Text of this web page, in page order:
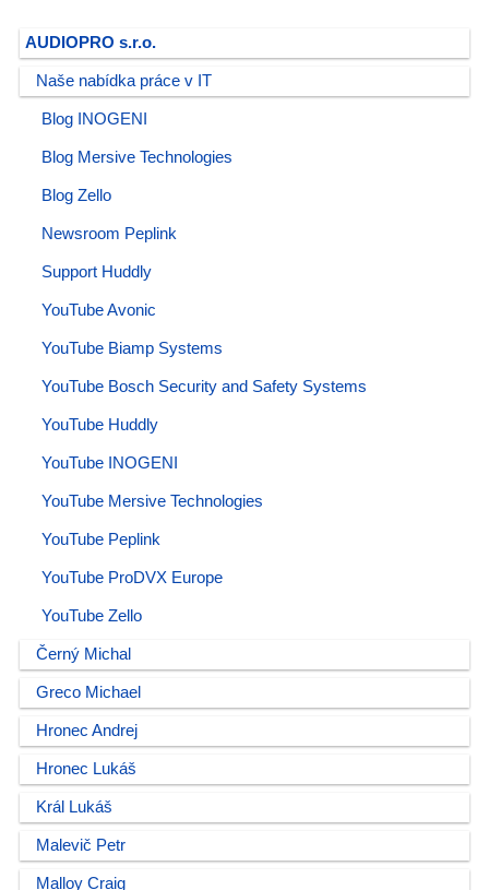
AUDIOPRO s.r.o.
Naše nabídka práce v IT
Blog INOGENI
Blog Mersive Technologies
Blog Zello
Newsroom Peplink
Support Huddly
YouTube Avonic
YouTube Biamp Systems
YouTube Bosch Security and Safety Systems
YouTube Huddly
YouTube INOGENI
YouTube Mersive Technologies
YouTube Peplink
YouTube ProDVX Europe
YouTube Zello
Černý Michal
Greco Michael
Hronec Andrej
Hronec Lukáš
Král Lukáš
Malevič Petr
Malloy Craig